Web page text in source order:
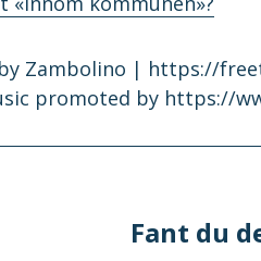
Zambolino | https://
promoted by https://
Fant du